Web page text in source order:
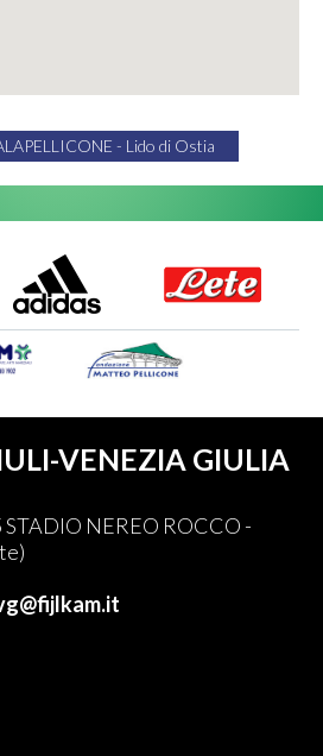
- Lido di Ostia
VENEZIA GIULIA
NEREO ROCCO -